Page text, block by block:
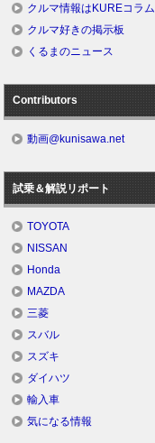
クルマ情報はKUREコラム
クルマ好きの掲示板
くるまのニュース
Contributors
動画@kunisawa.net
試乗＆解説リポート
TOYOTA
NISSAN
Honda
MAZDA
三菱
スバル
スズキ
ダイハツ
輸入車
気になる情報